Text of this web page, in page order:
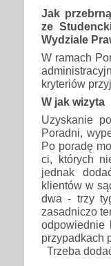
Jak
ze
Wydziale
W ramach
kryteriów
W jak wizyta
Uzyskanie
Poradni,
Po poradę
ci, których
jednak
klientów w
dwa - trzy
zasadniczo
odpowiednie
przypadkach
Trzeba